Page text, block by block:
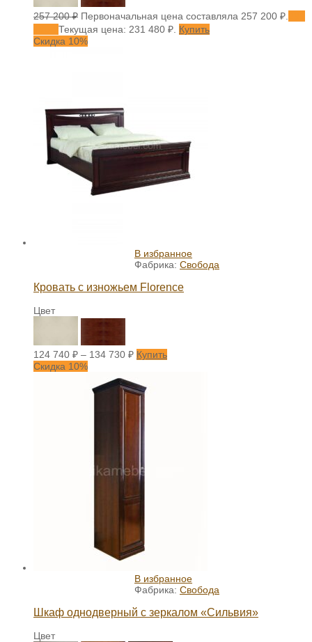
257 200₽ Первоначальная цена составляла 257 200 ₽.
Текущая цена: 231 480 ₽. Купить
Скидка 10%
В избранное
Фабрика: Свобода
Кровать с изножьем Florence
Цвет
124 740 ₽ – 134 730 ₽ Купить
Скидка 10%
В избранное
Фабрика: Свобода
Шкаф однодверный с зеркалом «Сильвия»
Цвет